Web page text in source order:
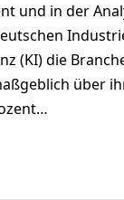
und in der
(KI) die
über